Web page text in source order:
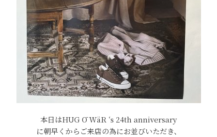
本日はHUG Ō WäR ‘s 24th anniversary
に朝早くからご来店の為にお並びいただき、